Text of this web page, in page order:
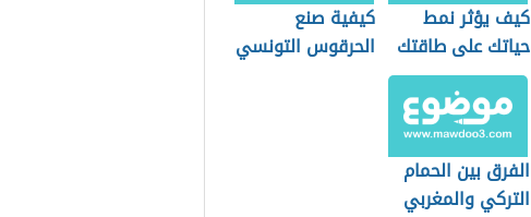
كيف يؤثر نمط
حياتك على طاقتك
الإيجابية؟
كيفية صنع
الحرقوس التونسي
الفرق بين الحمام
التركي والمغربي